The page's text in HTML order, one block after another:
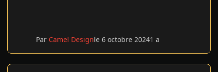
Par Camel Designle 6 octobre 20241 a